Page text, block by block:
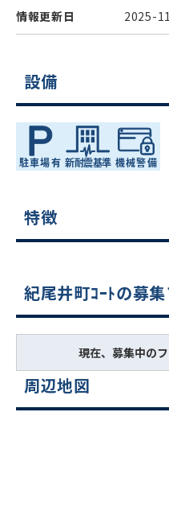
情報更新日 2025-
設備
特徴
紀尾井町ｺｰﾄの募
現在、募集中の
周辺地図